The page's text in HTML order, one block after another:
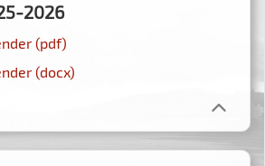
2026
(pdf)
(docx)